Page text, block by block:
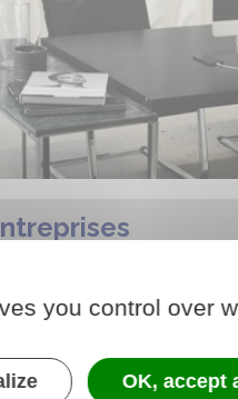
you control over
OK, accept